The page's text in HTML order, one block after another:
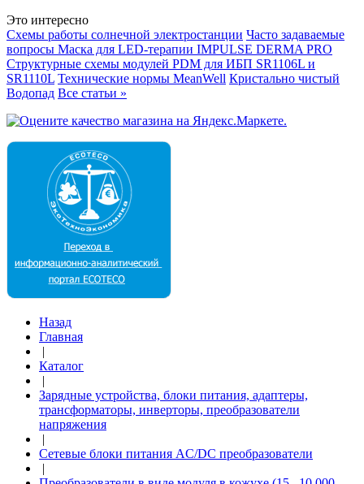
Это интересно
Схемы работы солнечной электростанции Часто задаваемые
вопросы Маска для LED-терапии IMPULSE DERMA PRO
Структурные схемы модулей PDM для ИБП SR1106L и
SR1110L Технические нормы MeanWell Кристально чистый
Водопад Все статьи »
Назад
Главная
|
Каталог
|
Зарядные устройства, блоки питания, адаптеры,
трансформаторы, инверторы, преобразователи
напряжения
|
Сетевые блоки питания AC/DC преобразователи
|